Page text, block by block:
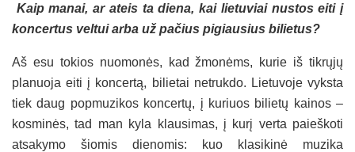
Kaip manai, ar ateis ta diena, kai lietuviai nustos eiti į
koncertus veltui arba už pačius pigiausius bilietus?
Aš esu tokios nuomonės, kad žmonėms, kurie iš tikrųjų
planuoja eiti į koncertą, bilietai netrukdo. Lietuvoje vyksta
tiek daug popmuzikos koncertų, į kuriuos bilietų kainos –
kosminės, tad man kyla klausimas, į kurį verta paieškoti
atsakymo šiomis dienomis: kuo klasikinė muzika